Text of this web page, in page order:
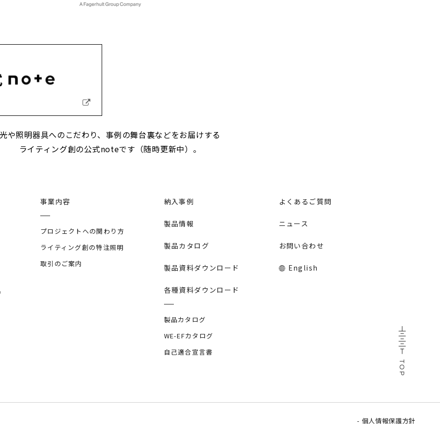
光や照明器具へのこだわり、事例の舞台裏などをお届けする
ライティング創の公式noteです（随時更新中）。
事業内容
プロジェクトへの関わり方
ライティング創の特注照明
取引のご案内
納入事例
製品情報
製品カタログ
製品資料ダウンロード
各種資料ダウンロード
製品カタログ
WE-EFカタログ
自己適合宣言書
よくあるご質問
ニュース
お問い合わせ
English
個人情報保護方針